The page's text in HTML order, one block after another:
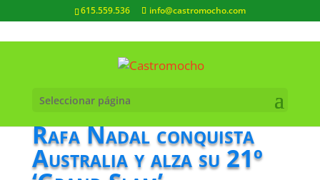
615.559.536 info@castromocho.com
Seleccionar página
Rafa Nadal conquista
Australia y alza su 21º